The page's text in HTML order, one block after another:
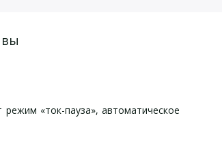
«ток-пауза», автоматическое